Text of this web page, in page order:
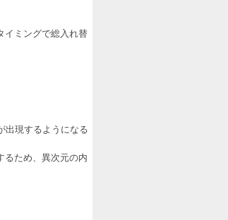
イミングで総入れ替
現するようになる
るため、異次元の内